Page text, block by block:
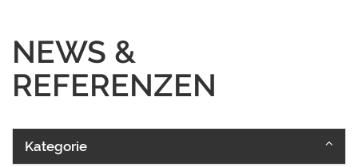
NEWS &
REFERENZEN
Kategorie